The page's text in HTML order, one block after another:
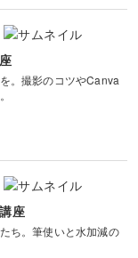
。撮影のコツやCanva
座
ち。筆使いと水加減の